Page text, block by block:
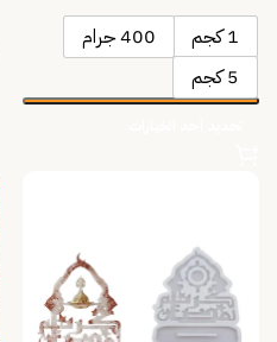
1 كجم
400 جرام
5 كجم